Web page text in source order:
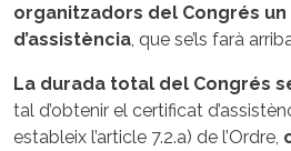
organitzadors del Congrés
d’assistència , que se’ls farà
La durada total del Congrés
tal d’obtenir el certificat
estableix l’article 7.2.a) de l’Ordre,